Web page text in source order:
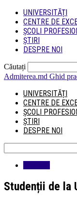
UNIVERSITĂȚI
CENTRE DE
ȘCOLI
ȘTIRI
DESPRE NOI
Căutați
Admiterea.md Ghid
UNIVERSITĂȚI
CENTRE DE
ȘCOLI
ȘTIRI
DESPRE NOI
Studenții de la